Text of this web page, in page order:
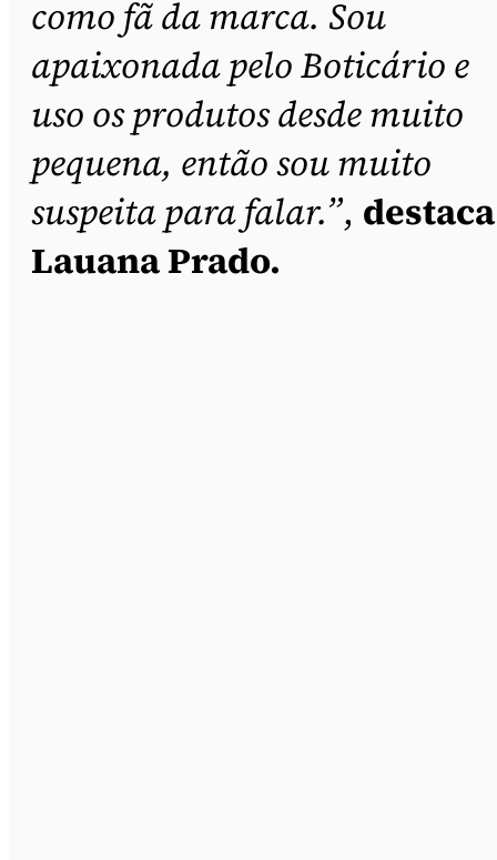
como fã da marca. Sou
apaixonada pelo Boticário e
uso os produtos desde muito
pequena, então sou muito
suspeita para falar.”, destaca
Lauana Prado.